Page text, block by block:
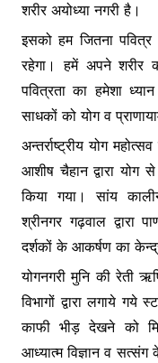
शरीर अयोध्या नगरी है।
इसको हम जितना
रहेगा। हमें अपने शरीर
पवित्रता का हमेशा
साधकों को योग व
अन्तर्राष्ट्रीय योग
आशीष चैहान द्वारा योग
किया गया। सांय
श्रीनगर गढ़वाल द्वारा
दर्शकों के आकर्षण का
योगनगरी मुनि की रेती
विभागों द्वारा लगाये गये
काफी भीड़ देखने को
आध्यात्म विज्ञान व